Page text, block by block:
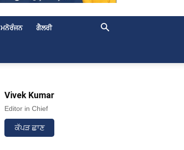
ਮਨੋਰੰਜਨ ਗੈਲਰੀ
Vivek Kumar
Editor in Chief
ਕੱਪੜ ਛਾਣ